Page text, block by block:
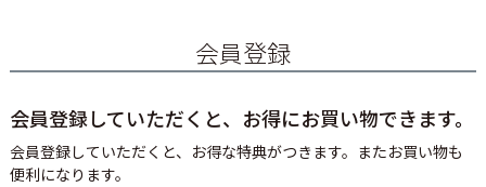
会員登録
会員登録していただくと、お得にお買い物できます。
会員登録していただくと、お得な特典がつきます。またお買い物も
便利になります。